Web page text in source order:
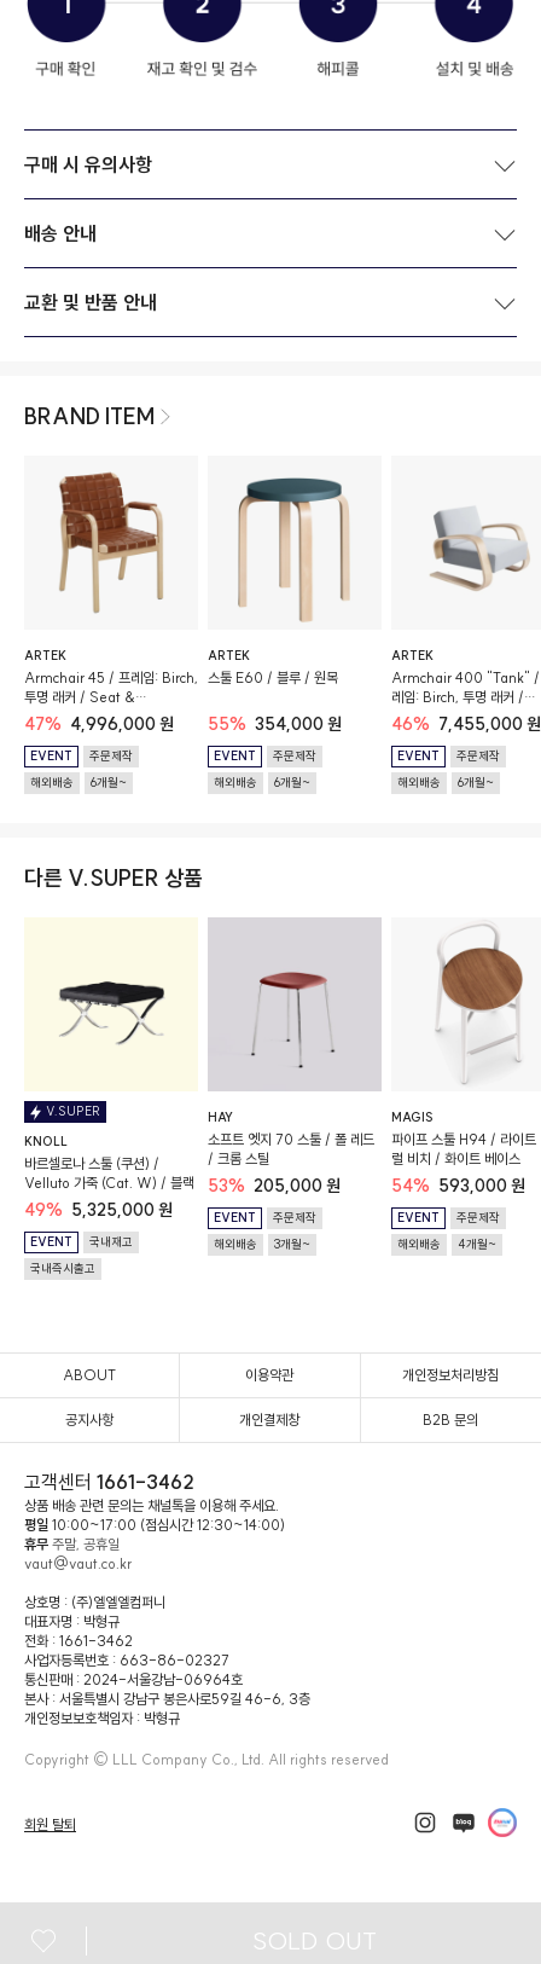
SOLD OUT
구매 시 유의사항
배송 안내
교환 및 반품 안내
BRAND ITEM
ARTEK
Armchair 45 / 프레임: Birch,
투명 래커 / Seat &
Backrest: 월넛 엘레강스 퀼팅
가죽
47% 4,996,000 원
EVENT
주문제작
해외배송
6개월~
ARTEK
스툴 E60 / 블루 / 원목
55% 354,000 원
EVENT
주문제작
해외배송
6개월~
ARTEK
Armchair 400 "Tank" /
레임: Birch, 투명 래커 /
Upholstery: Cat. F100
(Kvadrat, Tonus 4 /
46% 7,455,000 원
EVENT
주문제작
해외배송
6개월~
다른 V.SUPER 상품
V.SUPER
KNOLL
바르셀로나 스툴 (쿠션) /
Velluto 가죽 (Cat. W) / 블랙
49% 5,325,000 원
EVENT
국내재고
국내즉시출고
HAY
소프트 엣지 70 스툴 / 폴 레드
/ 크롬 스틸
53% 205,000 원
EVENT
주문제작
해외배송
3개월~
MAGIS
파이프 스툴 H94 / 라이트
럴 비치 / 화이트 베이스
54% 593,000 원
EVENT
주문제작
해외배송
4개월~
ABOUT 이용약관 개인정보처리방침
공지사항 개인결제창 B2B 문의
고객센터 1661-3462
상품 배송 관련 문의는 채널톡을 이용해 주세요.
평일 10:00~17:00 (점심시간 12:30~14:00)
휴무 주말, 공휴일
vaut@vaut.co.kr
상호명 : (주)엘엘엘컴퍼니
대표자명 : 박형규
전화 : 1661-3462
사업자등록번호 : 663-86-02327
통신판매 : 2024-서울강남-06964호
본사 : 서울특별시 강남구 봉은사로59길 46-6, 3층
개인정보보호책임자 : 박형규
Copyright © LLL Company Co., Ltd. All rights reserved
회원 탈퇴